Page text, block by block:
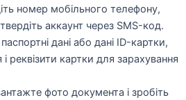
номер мобільного телефону,
аккаунт через SMS-код.
дані або дані ID-картки,
реквізити картки для зарахування
фото документа і зробіть